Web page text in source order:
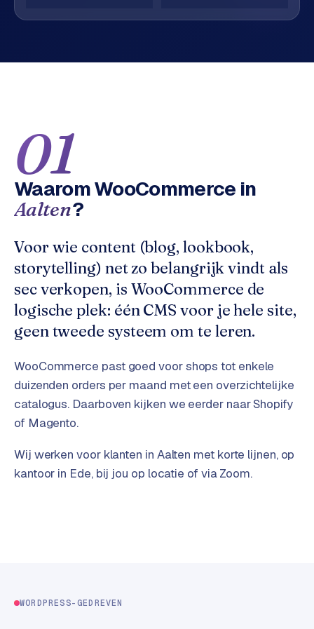
m
e
e
b
s
h
p
B
2
B
e
c
o
m
e
c
e
P
z
A
Q
C
n
a
c
t
→
01
WaaromWooCommerce in
Aalten?
Voor wie content (blog, lookbook,
storytelling) net zo belangrijk vindt als
sec verkopen, is WooCommerce de
logische plek: één CMS voor je hele site,
geen tweede systeem om te leren.
WooCommerce past goed voor shops tot enkele
duizenden orders per maand met een overzichtelijke
catalogus. Daarboven kijken we eerder naar Shopify
of Magento.
Wij werken voor klanten in Aalten met korte lijnen, op
kantoor in Ede, bij jou op locatie of via Zoom.
WORDPRESS-GEDREVEN